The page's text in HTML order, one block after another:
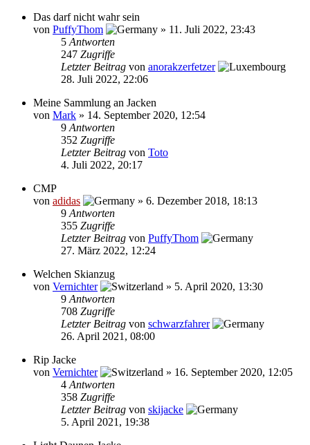
Das darf nicht wahr sein
von PuffyThom » 11. Juli 2022, 23:43
5 Antworten
247 Zugriffe
Letzter Beitrag von anorakzerfetzer
28. Juli 2022, 22:06
Meine Sammlung an Jacken
von Mark » 14. September 2020, 12:54
9 Antworten
352 Zugriffe
Letzter Beitrag von Toto
4. Juli 2022, 20:17
CMP
von adidas » 6. Dezember 2018, 18:13
9 Antworten
355 Zugriffe
Letzter Beitrag von PuffyThom
27. März 2022, 12:24
Welchen Skianzug
von Vernichter » 5. April 2020, 13:30
9 Antworten
708 Zugriffe
Letzter Beitrag von schwarzfahrer
26. April 2021, 08:00
Rip Jacke
von Vernichter » 16. September 2020, 12:05
4 Antworten
358 Zugriffe
Letzter Beitrag von skijacke
5. April 2021, 19:38